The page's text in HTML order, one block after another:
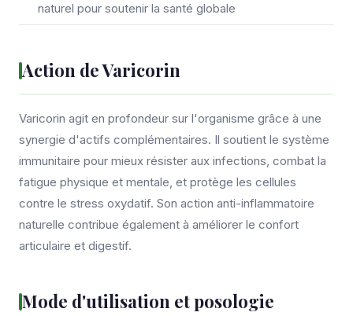
naturel pour soutenir la santé globale
Action de Varicorin
Varicorin agit en profondeur sur l'organisme grâce à une
synergie d'actifs complémentaires. Il soutient le système
immunitaire pour mieux résister aux infections, combat la
fatigue physique et mentale, et protège les cellules
contre le stress oxydatif. Son action anti-inflammatoire
naturelle contribue également à améliorer le confort
articulaire et digestif.
Mode d'utilisation et posologie